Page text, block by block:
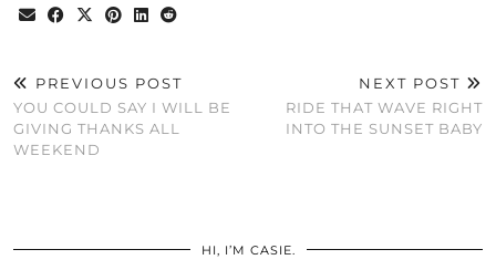
PREVIOUS POST
YOU COULD SAY I WILL BE
GIVING THANKS ALL
WEEKEND
NEXT POST
RIDE THAT WAVE RIGHT
INTO THE SUNSET BABY
HI, I’M CASIE.